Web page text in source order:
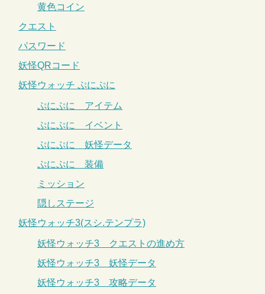
黄色コイン
クエスト
パスワード
妖怪QRコード
妖怪ウォッチ ぷにぷに
ぷにぷに アイテム
ぷにぷに イベント
ぷにぷに 妖怪データ
ぷにぷに 装備
ミッション
隠しステージ
妖怪ウォッチ3(スシ.テンプラ)
妖怪ウォッチ3 クエストの進め方
妖怪ウォッチ3 妖怪データ
妖怪ウォッチ3 攻略データ